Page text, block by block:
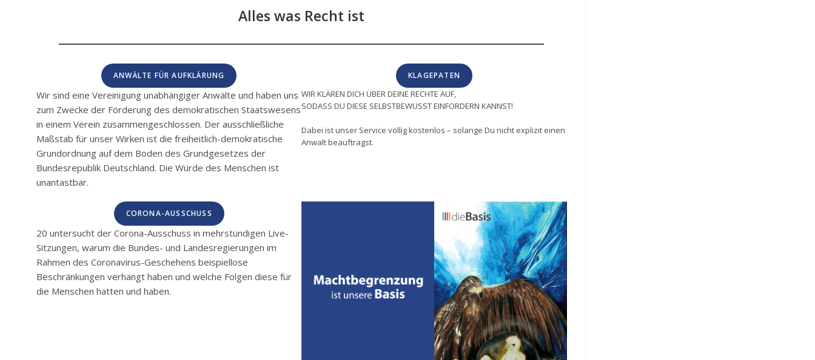
Alles was Recht ist
ANWÄLTE FÜR AUFKLÄRUNG
Wir sind eine Vereinigung unabhängiger Anwälte und haben uns
zum Zwecke der Förderung des demokratischen Staatswesens
in einem Verein zusammengeschlossen. Der ausschließliche
Maßstab für unser Wirken ist die freiheitlich-demokratische
Grundordnung auf dem Boden des Grundgesetzes der
Bundesrepublik Deutschland. Die Würde des Menschen ist
unantastbar.
KLAGEPATEN
WIR KLÄREN DICH ÜBER DEINE RECHTE AUF,
SODASS DU DIESE SELBSTBEWUSST EINFORDERN KANNST!
Dabei ist unser Service völlig kostenlos – solange Du nicht explizit einen
Anwalt beauftragst.
CORONA-AUSSCHUSS
20 untersucht der Corona-Ausschuss in mehrstündigen Live-
Sitzungen, warum die Bundes- und Landesregierungen im
Rahmen des Coronavirus-Geschehens beispiellose
Beschränkungen verhängt haben und welche Folgen diese für
die Menschen hatten und haben.